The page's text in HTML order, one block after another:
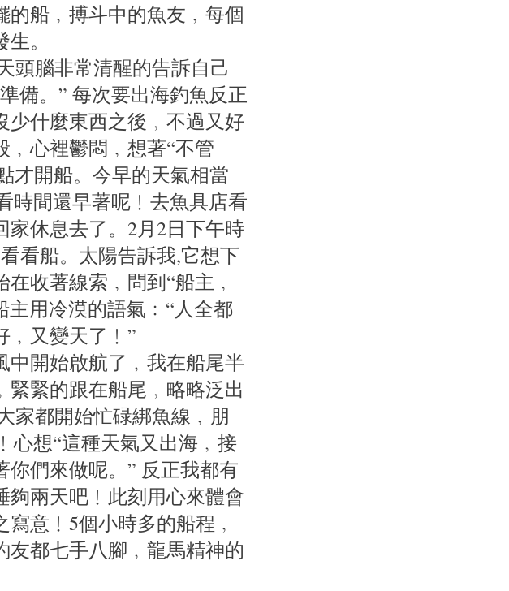
船﹐搏斗中的魚友﹐每個
。
頭腦非常清醒的告訴自己
備。” 每次要出海釣魚反正
少什麼東西之後﹐不過又好
心裡鬱悶﹐想著“不管
才開船。今早的天氣相當
時間還早著呢﹗去魚具店看
休息去了。2月2日下午時
看船。太陽告訴我,它想下
收著線索﹐問到“船主﹐
用冷漠的語氣﹕“人全都
﹐又變天了﹗”
中開始啟航了﹐我在船尾半
緊的跟在船尾﹐略略泛出
家都開始忙碌綁魚線﹐朋
心想“這種天氣又出海﹐接
們來做呢。” 反正我都有
夠兩天吧﹗此刻用心來體會
意﹗5個小時多的船程﹐
都七手八腳﹐龍馬精神的